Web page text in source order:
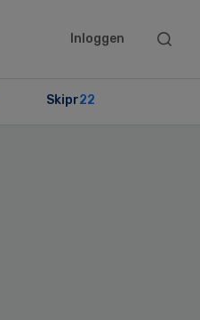
Inloggen
Search
Skipr22